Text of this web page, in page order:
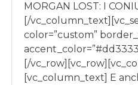
MORGAN LOST: I
[/
color=”custom”
[/
[vc_column_text] E